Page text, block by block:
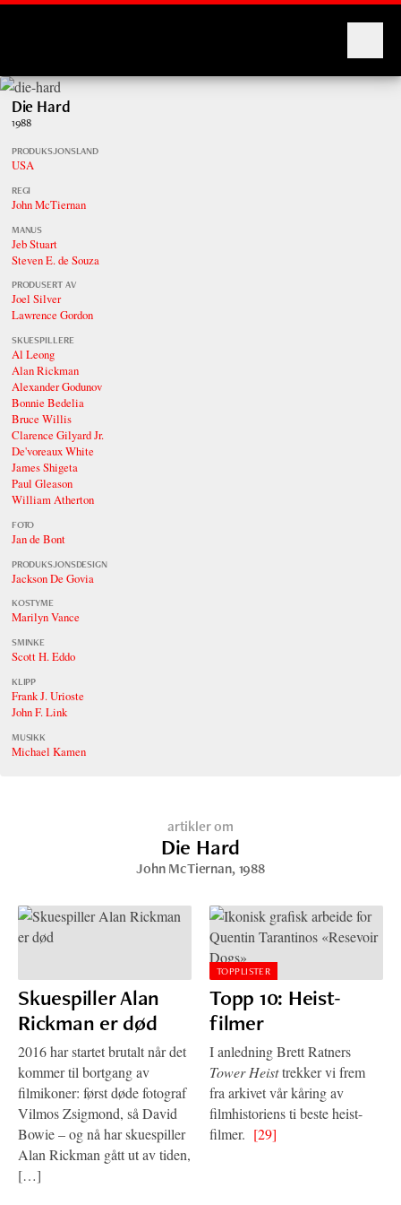
Die Hard
1988
PRODUKSJONSLAND
USA
REGI
John McTiernan
MANUS
Jeb Stuart
Steven E. de Souza
PRODUSERT AV
Joel Silver
Lawrence Gordon
SKUESPILLERE
Al Leong
Alan Rickman
Alexander Godunov
Bonnie Bedelia
Bruce Willis
Clarence Gilyard Jr.
De'voreaux White
James Shigeta
Paul Gleason
William Atherton
FOTO
Jan de Bont
PRODUKSJONSDESIGN
Jackson De Govia
KOSTYME
Marilyn Vance
SMINKE
Scott H. Eddo
KLIPP
Frank J. Urioste
John F. Link
MUSIKK
Michael Kamen
artikler om
Die Hard
John McTiernan, 1988
Skuespiller Alan
Rickman er død
2016 har startet brutalt når det
kommer til bortgang av
filmikoner: først døde fotograf
Vilmos Zsigmond, så David
Bowie – og nå har skuespiller
Alan Rickman gått ut av tiden,
[…]
TOPPLISTER
Topp 10: Heist-
filmer
I anledning Brett Ratners
Tower Heisttrekker vi frem
fra arkivet vår kåring av
filmhistoriens ti beste heist-
filmer. [29]